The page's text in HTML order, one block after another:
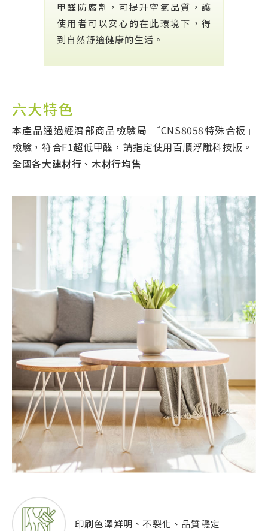
甲醛防腐劑，可提升空氣品質，讓
使用者可以安心的在此環境下，得
到自然舒適健康的生活。
六大特色
本產品通過經濟部商品檢驗局 『CNS8058特殊合板』
檢驗，符合F1超低甲醛，請指定使用百順浮雕科技版。
全國各大建材行、木材行均售
印刷色澤鮮明、不裂化、品質穩定